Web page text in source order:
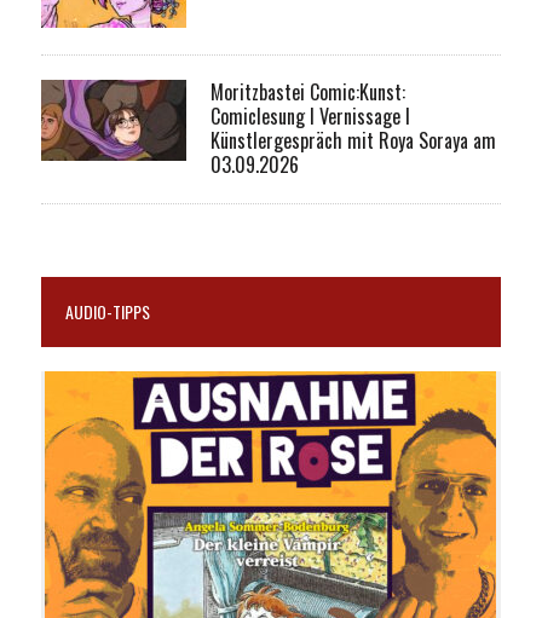
Moritzbastei Comic:Kunst:
Comiclesung I Vernissage I
Künstlergespräch mit Roya Soraya am
03.09.2026
AUDIO-TIPPS